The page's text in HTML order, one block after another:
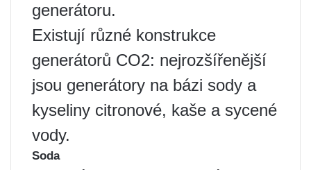
generátoru.
Existují různé konstrukce
generátorů CO2: nejrozšířenější
jsou generátory na bázi sody a
kyseliny citronové, kaše a sycené
vody.
Soda